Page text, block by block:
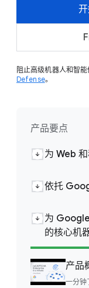
阻止高级机器人和智
Defense。
产品要点
为 Web
依托
为
的核心机
产品
一分钟